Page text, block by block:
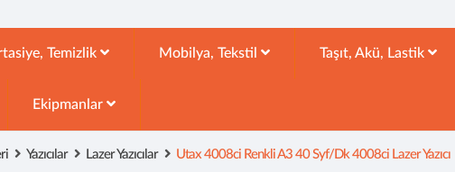
Temizlik Mobilya, Tekstil Taşıt, Akü, Lastik
Ekipmanlar
Yazıcılar Lazer Yazıcılar Utax 4008ci Renkli A3 40 Syf/dk 4008ci Lazer Yazıcı